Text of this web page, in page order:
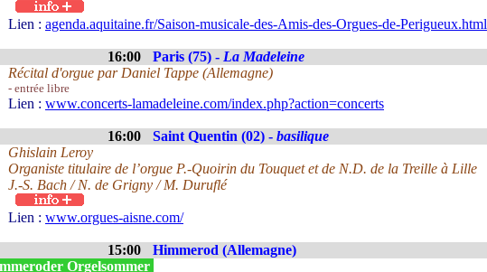
Lien : agenda.aquitaine.fr/Saison-musicale-des-Amis-des-Orgues-de-Perigueux.html
16:00 Paris (75) - La Madeleine
Récital d'orgue par Daniel Tappe (Allemagne)
- entrée libre
Lien : www.concerts-lamadeleine.com/index.php?action=concerts
16:00 Saint Quentin (02) - basilique
Ghislain Leroy
Organiste titulaire de l’orgue P.-Quoirin du Touquet et de N.D. de la Treille à Lille
J.-S. Bach / N. de Grigny / M. Duruflé
Lien : www.orgues-aisne.com/
15:00 Himmerod (Allemagne)
Orgelsommer